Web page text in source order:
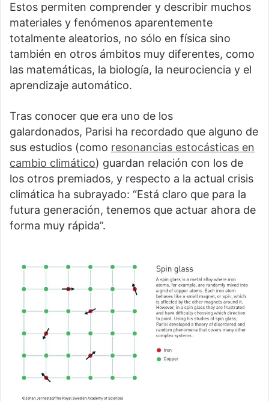
Estos permiten comprender y describir muchos
materiales y fenómenos aparentemente
totalmente aleatorios, no sólo en física sino
también en otros ámbitos muy diferentes, como
las matemáticas, la biología, la neurociencia y el
aprendizaje automático.
Tras conocer que era uno de los
galardonados, Parisi ha recordado que alguno de
sus estudios (como resonancias estocásticas en
cambio climático) guardan relación con los de
los otros premiados, y respecto a la actual crisis
climática ha subrayado: “Está claro que para la
futura generación, tenemos que actuar ahora de
forma muy rápida”.